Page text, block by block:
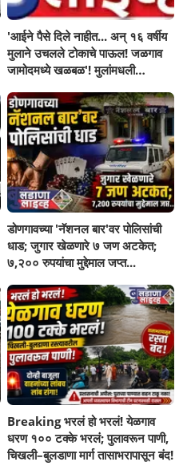
'आईने पैसे दिले नाहीत... अन् १६ वर्षीय
मुलाने उचलले टोकाचे पाऊल! जळगाव
जामोदमध्ये खळबळ'! मुलांमधली
डोणगावच्या 'नॅशनल बार'वर पोलिसांची
धाड; जुगार खेळणारे ७ जण अटकेत;
७,२०० रुपयांचा मुद्देमाल जप्त...
Breaking भरलं हो भरलं! येळगाव
धरण १०० टक्के भरलं; पुलावरून पाणी,
चिखली–बुलडाणा मार्ग तासाभरापासून बंद!